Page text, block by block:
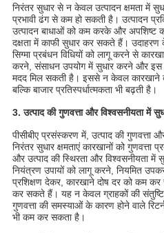
निरंतर सुधार से न केवल उत्पादन क्षमता में
प्रभावी ढंग से कम हो सकती है। उत्पादन
उत्पादन बाधाओं को कम करके और अपशिष्ट
दक्षता में काफी सुधार कर सकते हैं।
सिग्मा प्रबंधन विधियों को लागू करने से
करने, संसाधन उपयोग में सुधार करने और इस
मदद मिल सकती है। इससे न केवल कारखाने
बल्कि बाजार प्रतिस्पर्धात्मकता भी बढ़ती है।
3. उत्पाद की गुणवत्ता और विश्वसनीयता में
पीसीबीए प्रसंस्करण में, उत्पाद की
निरंतर सुधार क्षमताएं कारखानों को गुणवत्ता
और उत्पाद की स्थिरता और विश्वसनीयता में
नियंत्रण उपायों को लागू करने, नियमित
प्रशिक्षण देकर, कारखाने दोष दर को कम
कर सकते हैं। यह न केवल ग्राहकों की संतुष्टि
गुणवत्ता की समस्याओं के कारण होने वाले
भी कम कर सकता है।